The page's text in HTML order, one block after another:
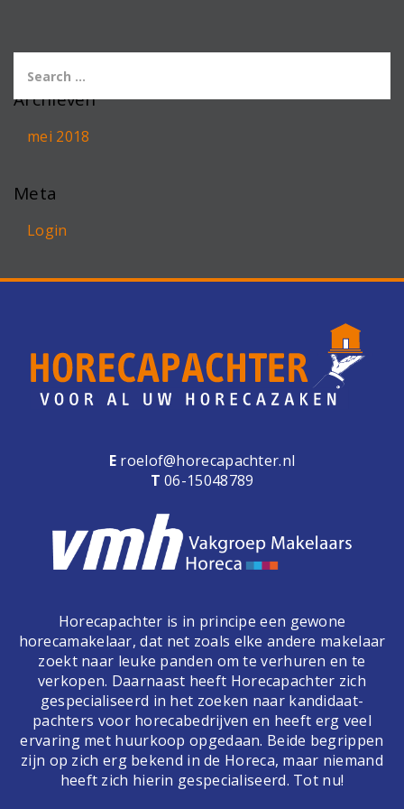
Archieven
mei 2018
Meta
Login
E roelof@horecapachter.nl
T 06-15048789
Horecapachter is in principe een gewone
horecamakelaar, dat net zoals elke andere makelaar
zoekt naar leuke panden om te verhuren en te
verkopen. Daarnaast heeft Horecapachter zich
gespecialiseerd in het zoeken naar kandidaat-
pachters voor horecabedrijven en heeft erg veel
ervaring met huurkoop opgedaan. Beide begrippen
zijn op zich erg bekend in de Horeca, maar niemand
heeft zich hierin gespecialiseerd. Tot nu!